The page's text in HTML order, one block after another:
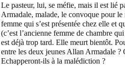
Le pasteur, lui, se méfie, mais il est lié
Armadale, malade, le convoque pour le
femme qui s’est présentée chez elle et
(c’est l’ancienne femme de chambre
est déjà trop tard. Elle meurt bientôt.
entre les deux jeunes Allan Armadale ?
Echapperont-ils à la malédiction ?